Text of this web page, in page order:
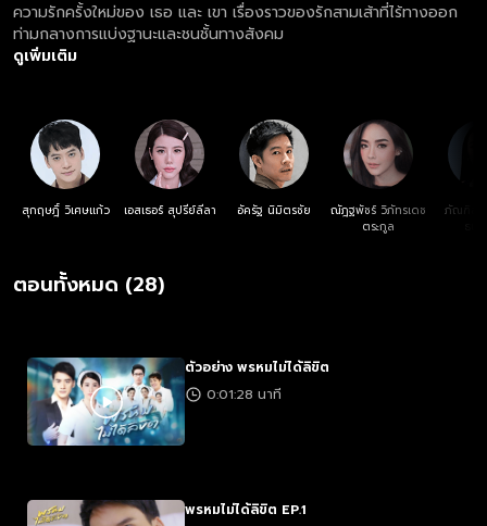
ความรักครั้งใหม่ของ เธอ และ เขา เรื่องราวของรักสามเส้าที่ไร้ทางออก
ท่ามกลางการแบ่งฐานะและชนชั้นทางสังคม
ดูเพิ่มเติม
สุกฤษฎิ์ วิเศษแก้ว เอสเธอร์ สุปรีย์ลีลา อัครัฐ นิมิตรชัย
ณัฎฐพัชร์ วิภัทรเดช
ตระกูล
ภัณฑิลา
ตอนทั้งหมด (28)
ตัวอย่าง พรหมไม่ได้ลิขิต
0:01:28 นาที
พรหมไม่ได้ลิขิต EP.1